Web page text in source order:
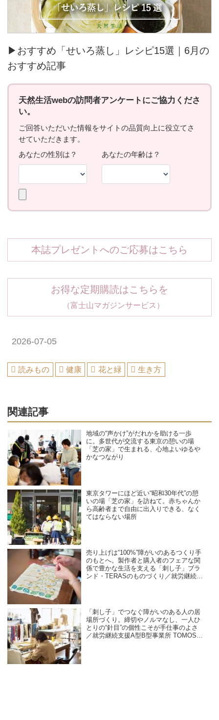
▶おすすめ「せいろ蒸し」レシピ15選｜6月の
おすすめ記事
本誌プレゼントへのご応募はこちら
お得な定期購読はこちらを
（富士山マガジンサービス）
2026-07-05
読みもの 健康 花と緑 生き方
関連記事
地域の“声かけ”がだれかを助ける一歩
に。多世代が交流する東京の憩いの場
「芝の家」で生まれる、心地よいゆるや
かなつながり
東京タワーにほど近い“昭和30年代”の憩
いの場「芝の家」を訪ねて。赤ちゃんか
ら高齢者まで自由に出入りできる、なく
てはならない場所
売り上げは“100%”障がいのあるつくり手
のもとへ。製作者と購入者のフェアな関
係で豊かな生活を支える「刺し子」ブラ
ンド・TERASのものづくり／就労継続支
「刺し子」でつなぐ障がいのある人の居
場所づくり。締切やノルマなし、一人ひ
とりの“針目”の個性こそが手仕事のよさ
／就労継続支援A型B型事業所 TOMOS